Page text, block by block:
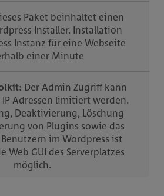
Paket beinhaltet einen
Installer. Installation
Instanz für eine Webseite
einer Minute
Der Admin Zugriff kann
Adressen limitiert werden.
Deaktivierung, Löschung
von Plugins sowie das
im Wordpress ist
Web GUI des Serverplatzes
möglich.